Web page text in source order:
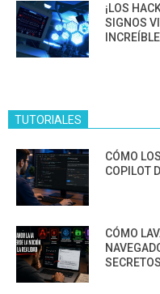
¡LOS
SIGNOS
INCREÍBLE
TUTORIALES
CÓMO
COPILOT
CÓMO
SECRETOS